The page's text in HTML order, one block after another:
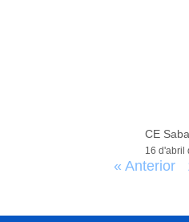
CE
16 d'abril
« Anterior